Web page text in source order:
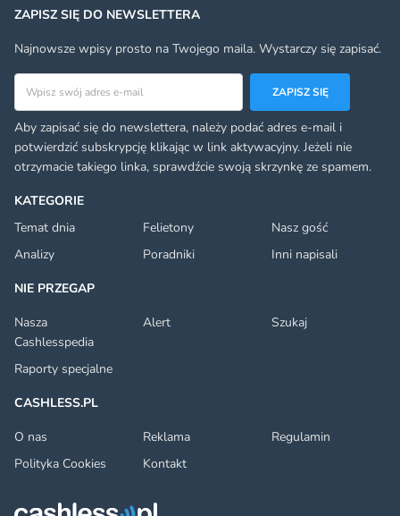
KATEGORIE
Temat dnia
Felietony
Nasz gość
Analizy
Poradniki
Inni napisali
NIE PRZEGAP
Nasza
Cashlesspedia
Alert Szukaj
Raporty specjalne
CASHLESS.PL
O nas
Reklama
Regulamin
Polityka Cookies
Kontakt
ZAPISZ SIĘ DO NEWSLETTERA
Najnowsze wpisy prosto na Twojego maila. Wystarczy się zapisać.
Adres email
ZAPISZ SIĘ
Aby zapisać się do newslettera, należy podać adres e-mail i
potwierdzić subskrypcję klikając w link aktywacyjny. Jeżeli nie
otrzymacie takiego linka, sprawdźcie swoją skrzynkę ze spamem.